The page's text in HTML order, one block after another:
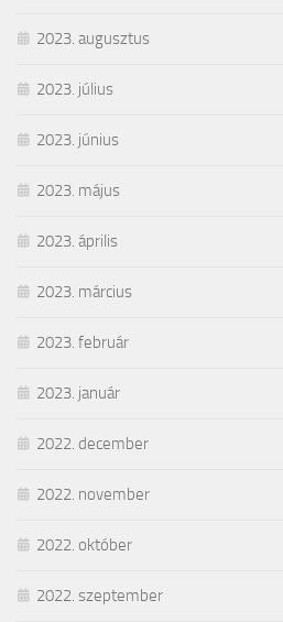
2023. augusztus
2023. július
2023. június
2023. május
2023. április
2023. március
2023. február
2023. január
2022. december
2022. november
2022. október
2022. szeptember